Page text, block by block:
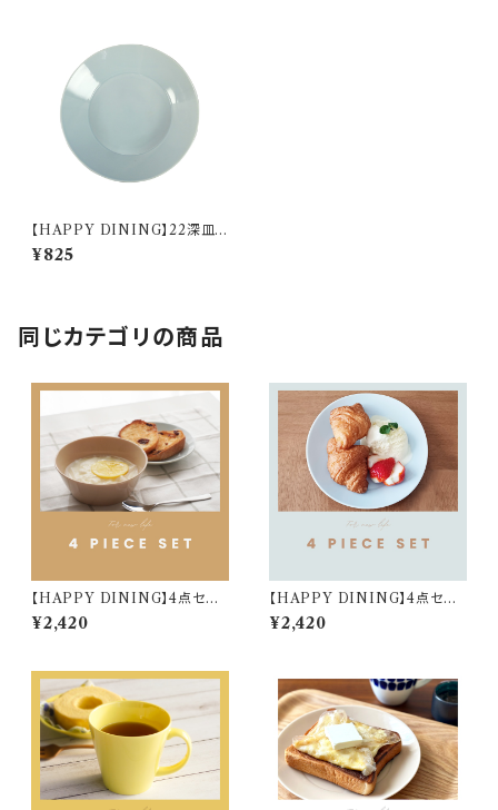
【HAPPY DINING】22深皿
(ブルー)【YMK120】 YMK123
-355
¥825
同じカテゴリの商品
【HAPPY DINING】4点セット
(ベージュ)【YMK120】 YMK1
24-6
¥2,420
【HAPPY DINING】4点セット
(ブルー)【YMK120】 YMK123
-6
¥2,420